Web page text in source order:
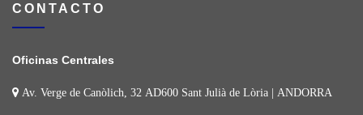
CONTACTO
Oficinas Centrales
Av. Verge de Canòlich, 32 AD600 Sant Julià de Lòria | ANDORRA